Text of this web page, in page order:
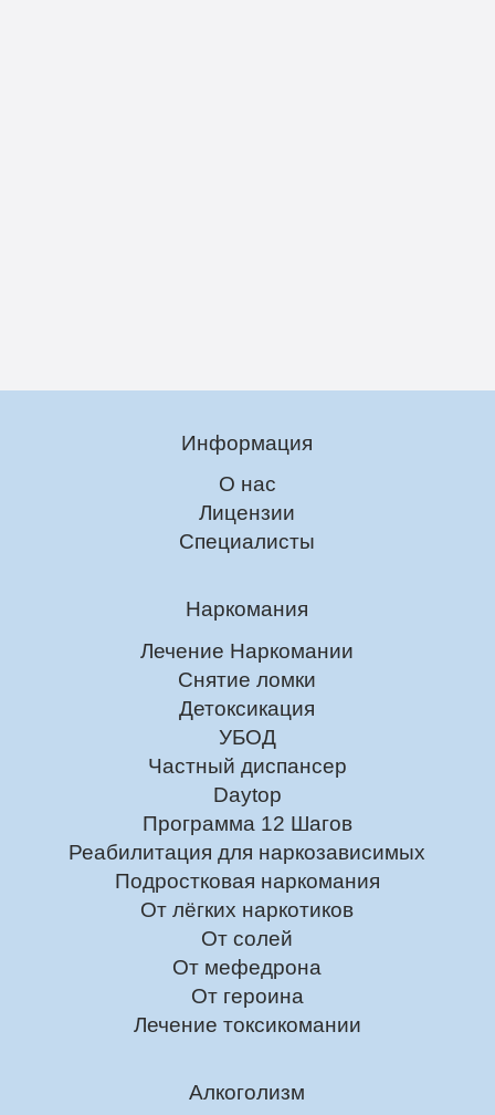
Информация
О нас
Лицензии
Специалисты
Наркомания
Лечение Наркомании
Снятие ломки
Детоксикация
УБОД
Частный диспансер
Daytop
Программа 12 Шагов
Реабилитация для наркозависимых
Подростковая наркомания
От лёгких наркотиков
От солей
От мефедрона
От героина
Лечение токсикомании
Алкоголизм